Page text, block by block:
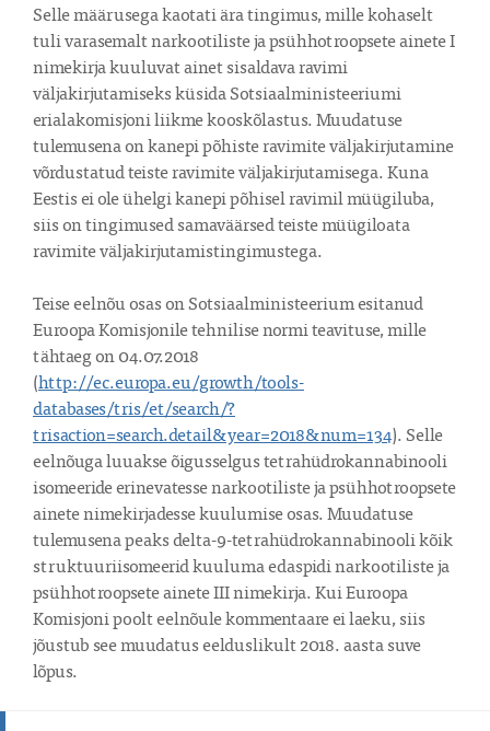
Selle määrusega kaotati ära tingimus, mille kohaselt
tuli varasemalt narkootiliste ja psühhotroopsete ainete I
nimekirja kuuluvat ainet sisaldava ravimi
väljakirjutamiseks küsida Sotsiaalministeeriumi
erialakomisjoni liikme kooskõlastus. Muudatuse
tulemusena on kanepi põhiste ravimite väljakirjutamine
võrdustatud teiste ravimite väljakirjutamisega. Kuna
Eestis ei ole ühelgi kanepi põhisel ravimil müügiluba,
siis on tingimused samaväärsed teiste müügiloata
ravimite väljakirjutamistingimustega.
Teise eelnõu osas on Sotsiaalministeerium esitanud
Euroopa Komisjonile tehnilise normi teavituse, mille
tähtaeg on 04.07.2018
(http://ec.europa.eu/growth/tools-
databases/tris/et/search/?
trisaction=search.detail&year=2018&num=134). Selle
eelnõuga luuakse õigusselgus tetrahüdrokannabinooli
isomeeride erinevatesse narkootiliste ja psühhotroopsete
ainete nimekirjadesse kuulumise osas. Muudatuse
tulemusena peaks delta-9-tetrahüdrokannabinooli kõik
struktuuriisomeerid kuuluma edaspidi narkootiliste ja
psühhotroopsete ainete III nimekirja. Kui Euroopa
Komisjoni poolt eelnõule kommentaare ei laeku, siis
jõustub see muudatus eelduslikult 2018. aasta suve
lõpus.